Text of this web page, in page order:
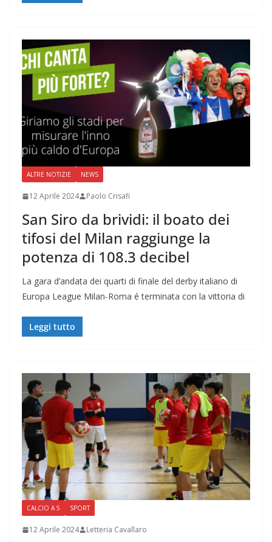
ALTRE NOTIZIE NEWS
12 Aprile 2024 Paolo Crisafi
San Siro da brividi: il boato dei
tifosi del Milan raggiunge la
potenza di 108.3 decibel
La gara d’andata dei quarti di finale del derby italiano di
Europa League Milan-Roma é terminata con la vittoria di
Leggi tutto
CALCIO A 5 SPORT
12 Aprile 2024 Letteria Cavallaro